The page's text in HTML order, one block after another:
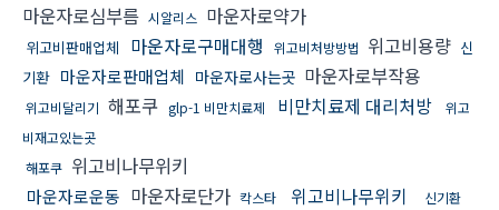
마운자로심부름 시알리스 마운자로약가
위고비판매업체 마운자로구매대행 위고비처방방법 위고비용량 신
기환 마운자로판매업체 마운자로사는곳 마운자로부작용
위고비달리기 해포쿠 glp-1 비만치료제 비만치료제 대리처방
위고
비재고있는곳
해포쿠 위고비나무위키
마운자로운동 마운자로단가 칵스타 위고비나무위키 신기환